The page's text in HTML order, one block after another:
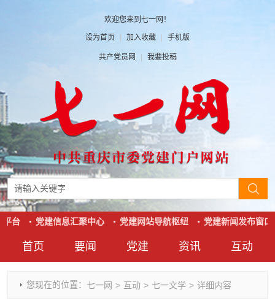
欢迎您来到七一网！
设为首页 | 加入收藏 | 手机版
共产党员网 | 我要投稿
首页 要闻
时政要闻
党建
党建动态
资讯
热点关注
互动
红岩评论
台 党建信息汇聚中心 党建网站导航枢纽 党建新闻发布窗口
您现在的位置： 七一网 > 互动 > 七一文学 > 详细内容